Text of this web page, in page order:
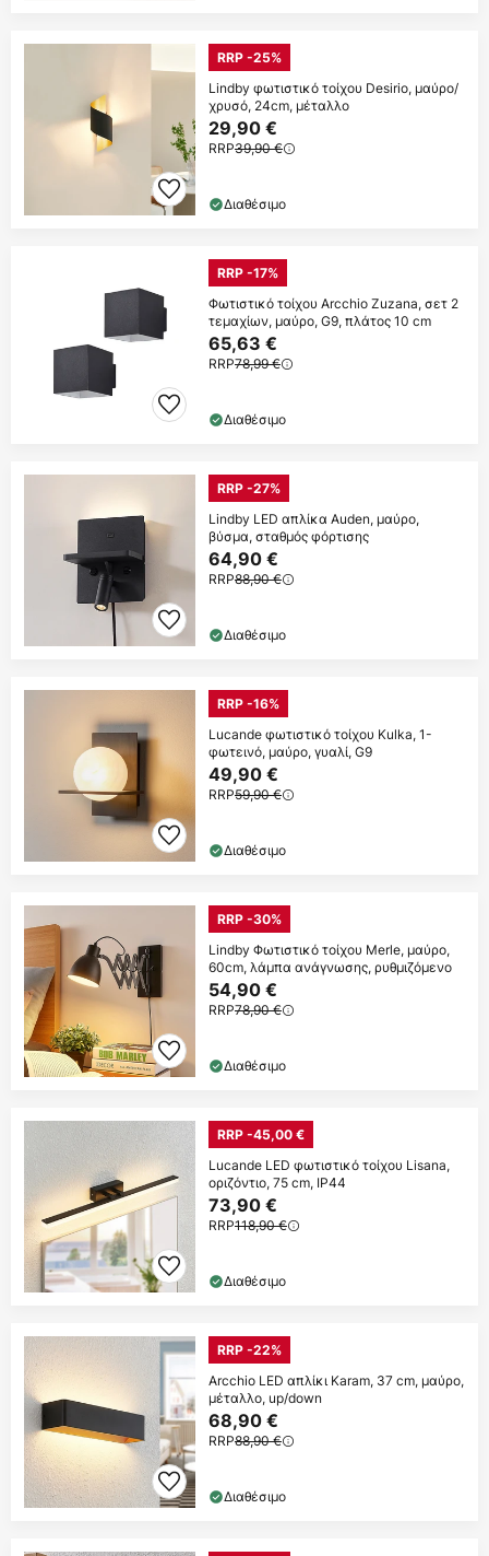
RRP -25%
Lindby φωτιστικό τοίχου Desirio, μαύρο/
χρυσό, 24cm, μέταλλο
29,90 €
RRP39,90 €
Διαθέσιμο
RRP -17%
Φωτιστικό τοίχου Arcchio Zuzana, σετ 2
τεμαχίων, μαύρο, G9, πλάτος 10 cm
65,63 €
RRP78,99 €
Διαθέσιμο
RRP -27%
Lindby LED απλίκα Auden, μαύρο,
βύσμα, σταθμός φόρτισης
64,90 €
RRP88,90 €
Διαθέσιμο
RRP -16%
Lucande φωτιστικό τοίχου Kulka, 1-
φωτεινό, μαύρο, γυαλί, G9
49,90 €
RRP59,90 €
Διαθέσιμο
RRP -30%
Lindby Φωτιστικό τοίχου Merle, μαύρο,
60cm, λάμπα ανάγνωσης, ρυθμιζόμενο
54,90 €
RRP78,90 €
Διαθέσιμο
RRP -45,00 €
Lucande LED φωτιστικό τοίχου Lisana,
οριζόντιο, 75 cm, IP44
73,90 €
RRP118,90 €
Διαθέσιμο
RRP -22%
Arcchio LED απλίκι Karam, 37 cm, μαύρο,
μέταλλο, up/down
68,90 €
RRP88,90 €
Διαθέσιμο